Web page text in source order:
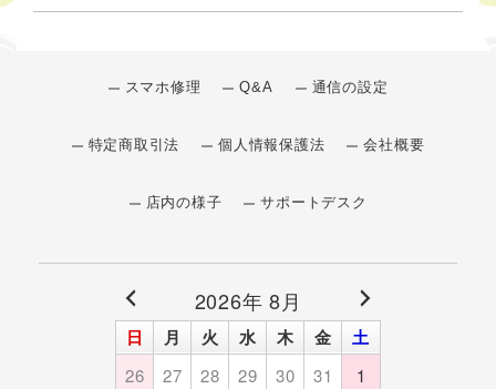
スマホ修理 Q&A 通信の設定
特定商取引法 個人情報保護法 会社概要
店内の様子 サポートデスク
2026年 8月
日 月 火 水 木 金 土
26 27 28 29 30 31
1